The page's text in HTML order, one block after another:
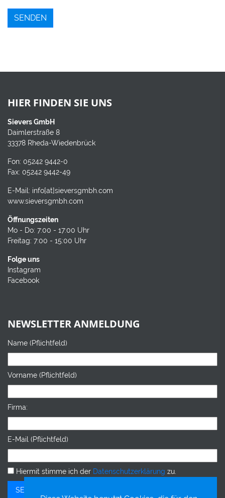
HIER FINDEN SIE UNS
Sievers GmbH
Daimlerstraße 8
33378 Rheda-Wiedenbrück
Fon: 05242 9442-0
Fax: 05242 9442-49
E-Mail: info[at]sieversgmbh.com
www.sieversgmbh.com
Öffnungszeiten
Mo - Do: 7:00 - 17:00 Uhr
Freitag: 7:00 - 15:00 Uhr
Folge uns
Instagram
Facebook
NEWSLETTER ANMELDUNG
Name (Pflichtfeld)
Vorname (Pflichtfeld)
Firma:
E-Mail (Pflichtfeld)
Hiermit stimme ich der Datenschutzerklärung zu.